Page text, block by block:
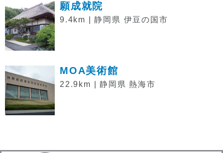
願成就院
9.4km | 静岡県 伊豆の国市
MOA美術館
22.9km | 静岡県 熱海市